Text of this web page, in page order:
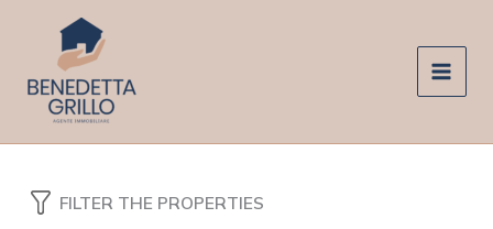
contenuto
FILTER THE PROPERTIES